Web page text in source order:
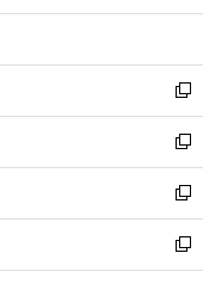
開
ウ
開
く
ン
ウ
で
開
く
ウ
ン
ド
ウ
で
開
く
新
し
い
ウ
ィ
ン
ド
ウ
新
し
い
ウ
ィ
ン
新
し
い
ウ
新
し